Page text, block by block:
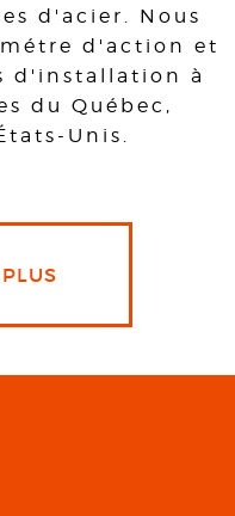
d'acier. Nous
d'action et
d'installation à
du Québec,
Unis.